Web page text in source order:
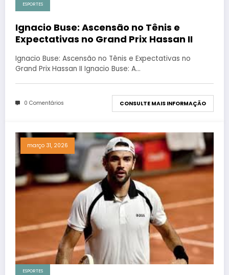
ESPORTES
Ignacio Buse: Ascensão no Tênis e
Expectativas no Grand Prix Hassan II
Ignacio Buse: Ascensão no Tênis e Expectativas no
Grand Prix Hassan II Ignacio Buse: A…
0 Comentários CONSULTE MAIS INFORMAÇÃO
março 31, 2026
ESPORTES